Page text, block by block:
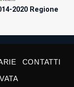
2020 Regione
CONTATTI